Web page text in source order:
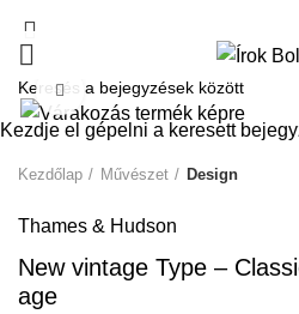
Click to enlarge
Kezdőlap Művészet Design
Thames & Hudson
New vintage Type –
age
Kezdje el gépelni a keresett